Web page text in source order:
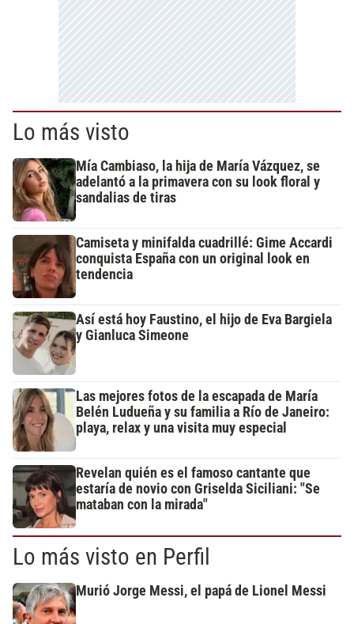
Lo más visto
Mía Cambiaso, la hija de María Vázquez, se
adelantó a la primavera con su look floral y
sandalias de tiras
Camiseta y minifalda cuadrillé: Gime Accardi
conquista España con un original look en
tendencia
Así está hoy Faustino, el hijo de Eva Bargiela
y Gianluca Simeone
Las mejores fotos de la escapada de María
Belén Ludueña y su familia a Río de Janeiro:
playa, relax y una visita muy especial
Revelan quién es el famoso cantante que
estaría de novio con Griselda Siciliani: "Se
mataban con la mirada"
Lo más visto en Perfil
Murió Jorge Messi, el papá de Lionel Messi